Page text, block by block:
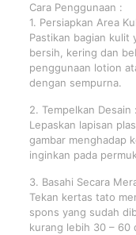
Cara Penggunaan :
1. Persiapkan Area
Pastikan bagian kulit
bersih, kering dan
penggunaan lotion
dengan sempurna.
2. Tempelkan Desain :
Lepaskan lapisan
gambar menghadap
inginkan pada
3. Basahi Secara
Tekan kertas tato
spons yang sudah
kurang lebih 30 – 60